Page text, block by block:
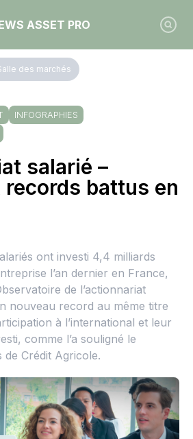
ASSET PRO
des marchés
INFOGRAPHIES
salarié –
records battus en
ont investi 4,4 milliards
l’an dernier en France,
de l’actionnariat
nouveau record au même titre
à l’international et leur
comme l’a souligné le
de Crédit Agricole.